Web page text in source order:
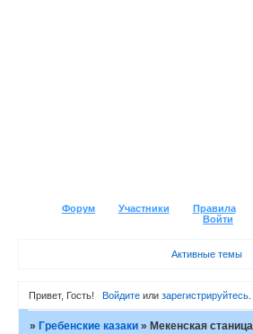
Форум Участники Правила
Войти
Активные темы
Привет, Гость! Войдитеили зарегистрируйтесь.
»Гребенские казаки »Мекенская станица